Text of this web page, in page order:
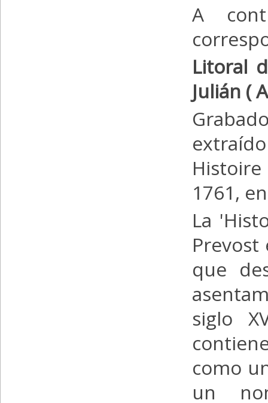
A
Litoral
Julián (
Histoire
1761,
La
que
siglo
como
un